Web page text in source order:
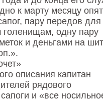
к марту месяцу
пару передов для
голенищам, одну пару
и деньгами на
описания капитан
рядового
и «все